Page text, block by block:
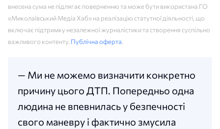
внесена сума не підлягає поверненню та може бути використана ГО
«Миколаївський Медіа Хаб» на реалізацію статутної діяльності, що
включає підтримку незалежної журналістики та створення суспільно
важливого контенту. Публічна оферта.
— Ми не можемо визначити конкретно
причину цього ДТП. Попередньо одна
людина не впевнилась у безпечності
свого маневру і фактично змусила